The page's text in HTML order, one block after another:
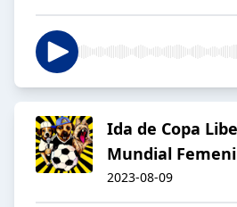
Ida de Copa
Mundial
2023-08-09